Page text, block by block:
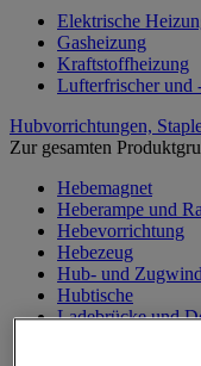
Elektrische
Gasheizung
Kraftstoffheizung
Lufterfrischer und
Hubvorrichtungen,
Zur gesamten
Hebemagnet
Heberampe und
Hebevorrichtung
Hebezeug
Hub- und
Hubtische
Ladebrücke und